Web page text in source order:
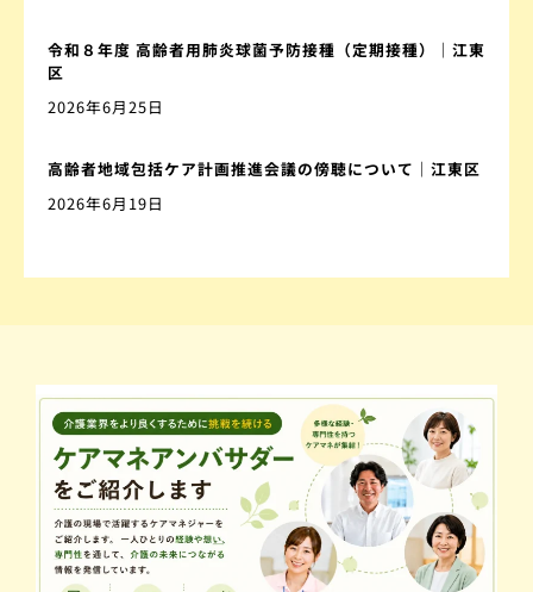
令和８年度 高齢者用肺炎球菌予防接種（定期接種）｜江東
区
2026年6月25日
高齢者地域包括ケア計画推進会議の傍聴について｜江東区
2026年6月19日